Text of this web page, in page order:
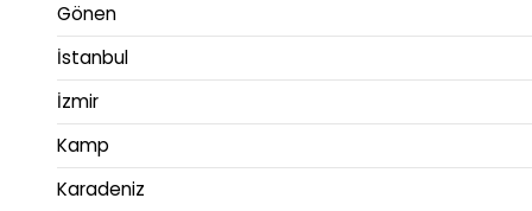
Gönen
İstanbul
İzmir
Kamp
Karadeniz